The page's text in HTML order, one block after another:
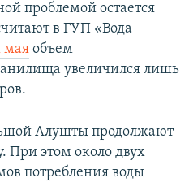
проблемой остается
в ГУП «Вода
мая объем
увеличился лишь
Алушты продолжают
При этом около двух
потребления воды